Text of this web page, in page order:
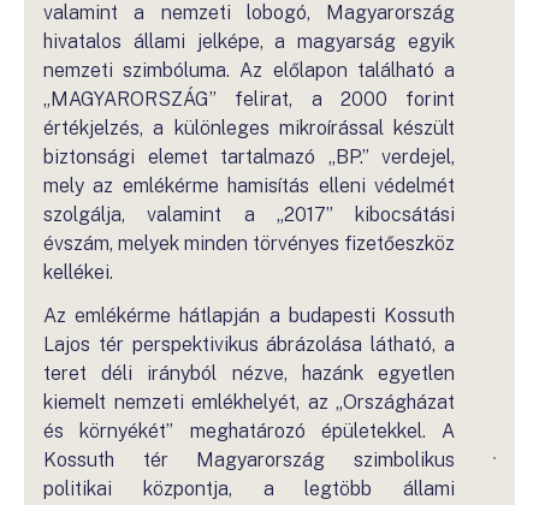
valamint a nemzeti lobogó, Magyarország
hivatalos állami jelképe, a magyarság egyik
nemzeti szimbóluma. Az előlapon található a
„MAGYARORSZÁG” felirat, a 2000 forint
értékjelzés, a különleges mikroírással készült
biztonsági elemet tartalmazó „BP.” verdejel,
mely az emlékérme hamisítás elleni védelmét
szolgálja, valamint a „2017” kibocsátási
évszám, melyek minden törvényes fizetőeszköz
kellékei.
Az emlékérme hátlapján a budapesti Kossuth
Lajos tér perspektivikus ábrázolása látható, a
teret déli irányból nézve, hazánk egyetlen
kiemelt nemzeti emlékhelyét, az „Országházat
és környékét” meghatározó épületekkel. A
Kossuth tér Magyarország szimbolikus
politikai központja, a legtöbb állami